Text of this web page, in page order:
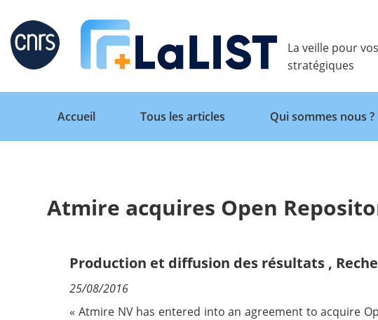
Retour
Accueil
Qui sommes nous ?
La veille pour
stratégiques
Retour
Accueil
Tous les articles Qui sommes nous ?
Atmire acquires Open
Production et diffusion des résultats ,
25/08/2016
« Atmire NV has entered into an agreement to acquire